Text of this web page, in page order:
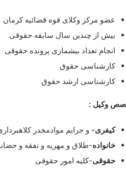
عضو مرکز وکلای قوه قضائیه کرمان
بیش از چندین سال سابقه حقوقی
انجام تعداد بیشماری پرونده حقوقی
کارشناسی حقوق
کارشناسی ارشد حقوق
وکیل :
کیفری- و جرایم موادمخدر
خانواده-طلاق و مهریه و نفقه و
حقوقی-کلیه امور حقوقی